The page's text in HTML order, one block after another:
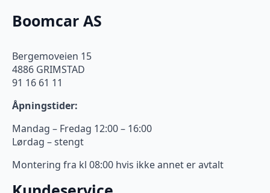
Boomcar AS
Bergemoveien 15
4886 GRIMSTAD
91 16 61 11
Åpningstider:
Mandag – Fredag 12:00 – 16:00
Lørdag – stengt
Montering fra kl 08:00 hvis ikke annet er avtalt